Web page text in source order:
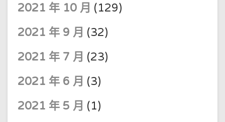
2021 年 10 月 (129)
2021 年 9 月 (32)
2021 年 7 月 (23)
2021 年 6 月 (3)
2021 年 5 月 (1)